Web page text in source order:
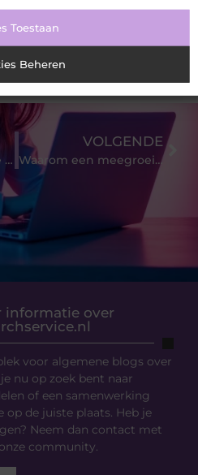
Toestaan
Beheren
netcongestie
die werkt
informatie over
voor algemene blogs over
nu op zoek bent naar
of een samenwerking
de juiste plaats. Heb je
Neem dan contact met
community.
Onderwijslogistiek; de ins en outs!
VOLGENDE
Waarom een meegroeibedje het beste is voor je peuter